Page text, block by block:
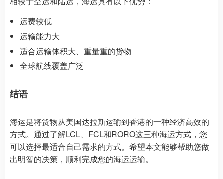
运费较低
运输能力大
适合运输体积大、重量重的货物
全球航线覆盖广泛
结语
海运是将货物从美国达拉斯运输到香港的一种经济高效的
方式。通过了解LCL、FCL和RORO这三种海运方式，您
可以选择最适合自己需求的方式。希望本文能够帮助您做
出明智的决策，顺利完成您的海运运输。